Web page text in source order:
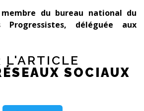
membre du bureau national du
Progressistes, déléguée aux
L'ARTICLE
SOCIAUX